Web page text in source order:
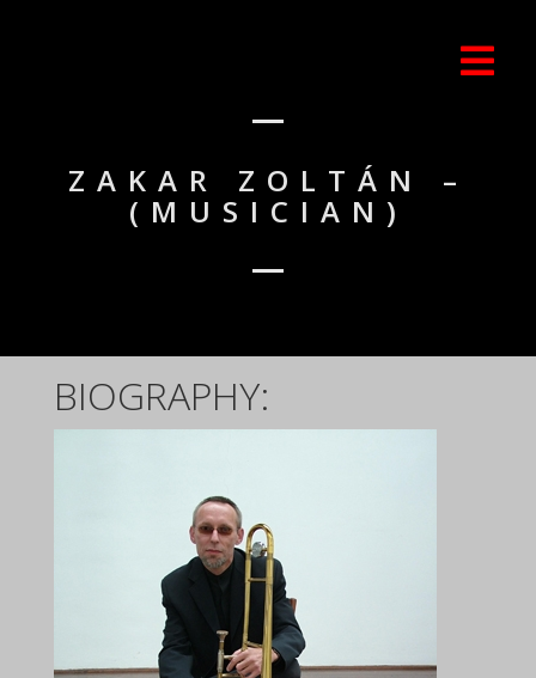
ZAKAR ZOLTÁN –
(MUSICIAN)
BIOGRAPHY: